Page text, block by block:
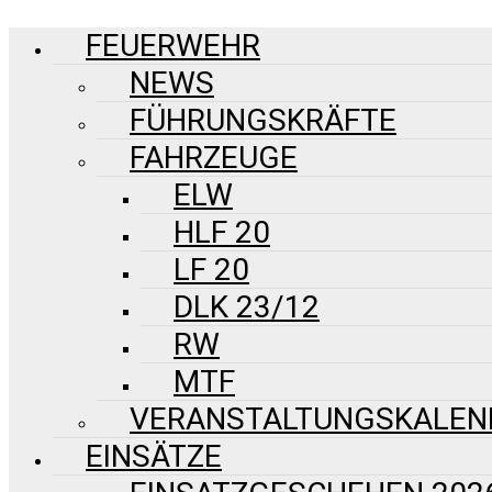
FEUERWEHR
NEWS
FÜHRUNGSKRÄFTE
FAHRZEUGE
ELW
HLF 20
LF 20
DLK 23/12
RW
MTF
EINSÄTZE